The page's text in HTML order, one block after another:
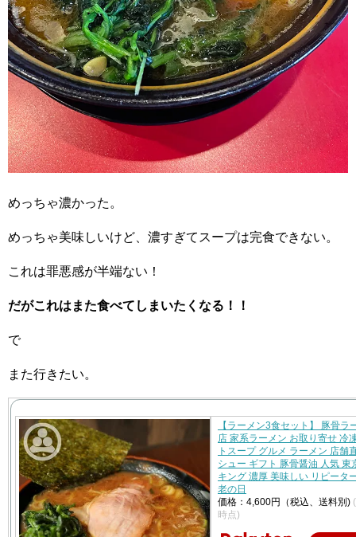
めっちゃ濃かった。
めっちゃ美味しいけど、濃すぎてスープは完食できない。
これは罪悪感が半端ない！
だがこれはまた食べてしまいたくなる！！
で
また行きたい。
【ラーメン3食セット】 豚骨ラ
店 家系ラーメン お取り寄せ 冷
トスープ グルメ ラーメン 店舗
シュー ギフト 豚骨醤油 人気 東
キング 濃厚 美味しい リピー
老の日
価格：4,600円（税込、送料別)
時点)